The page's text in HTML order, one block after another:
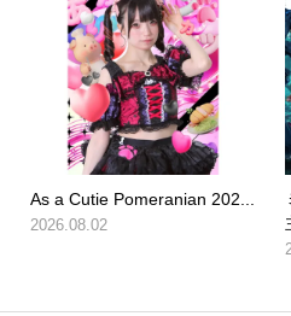
As a Cutie Pomeranian 202...
2026.08.02